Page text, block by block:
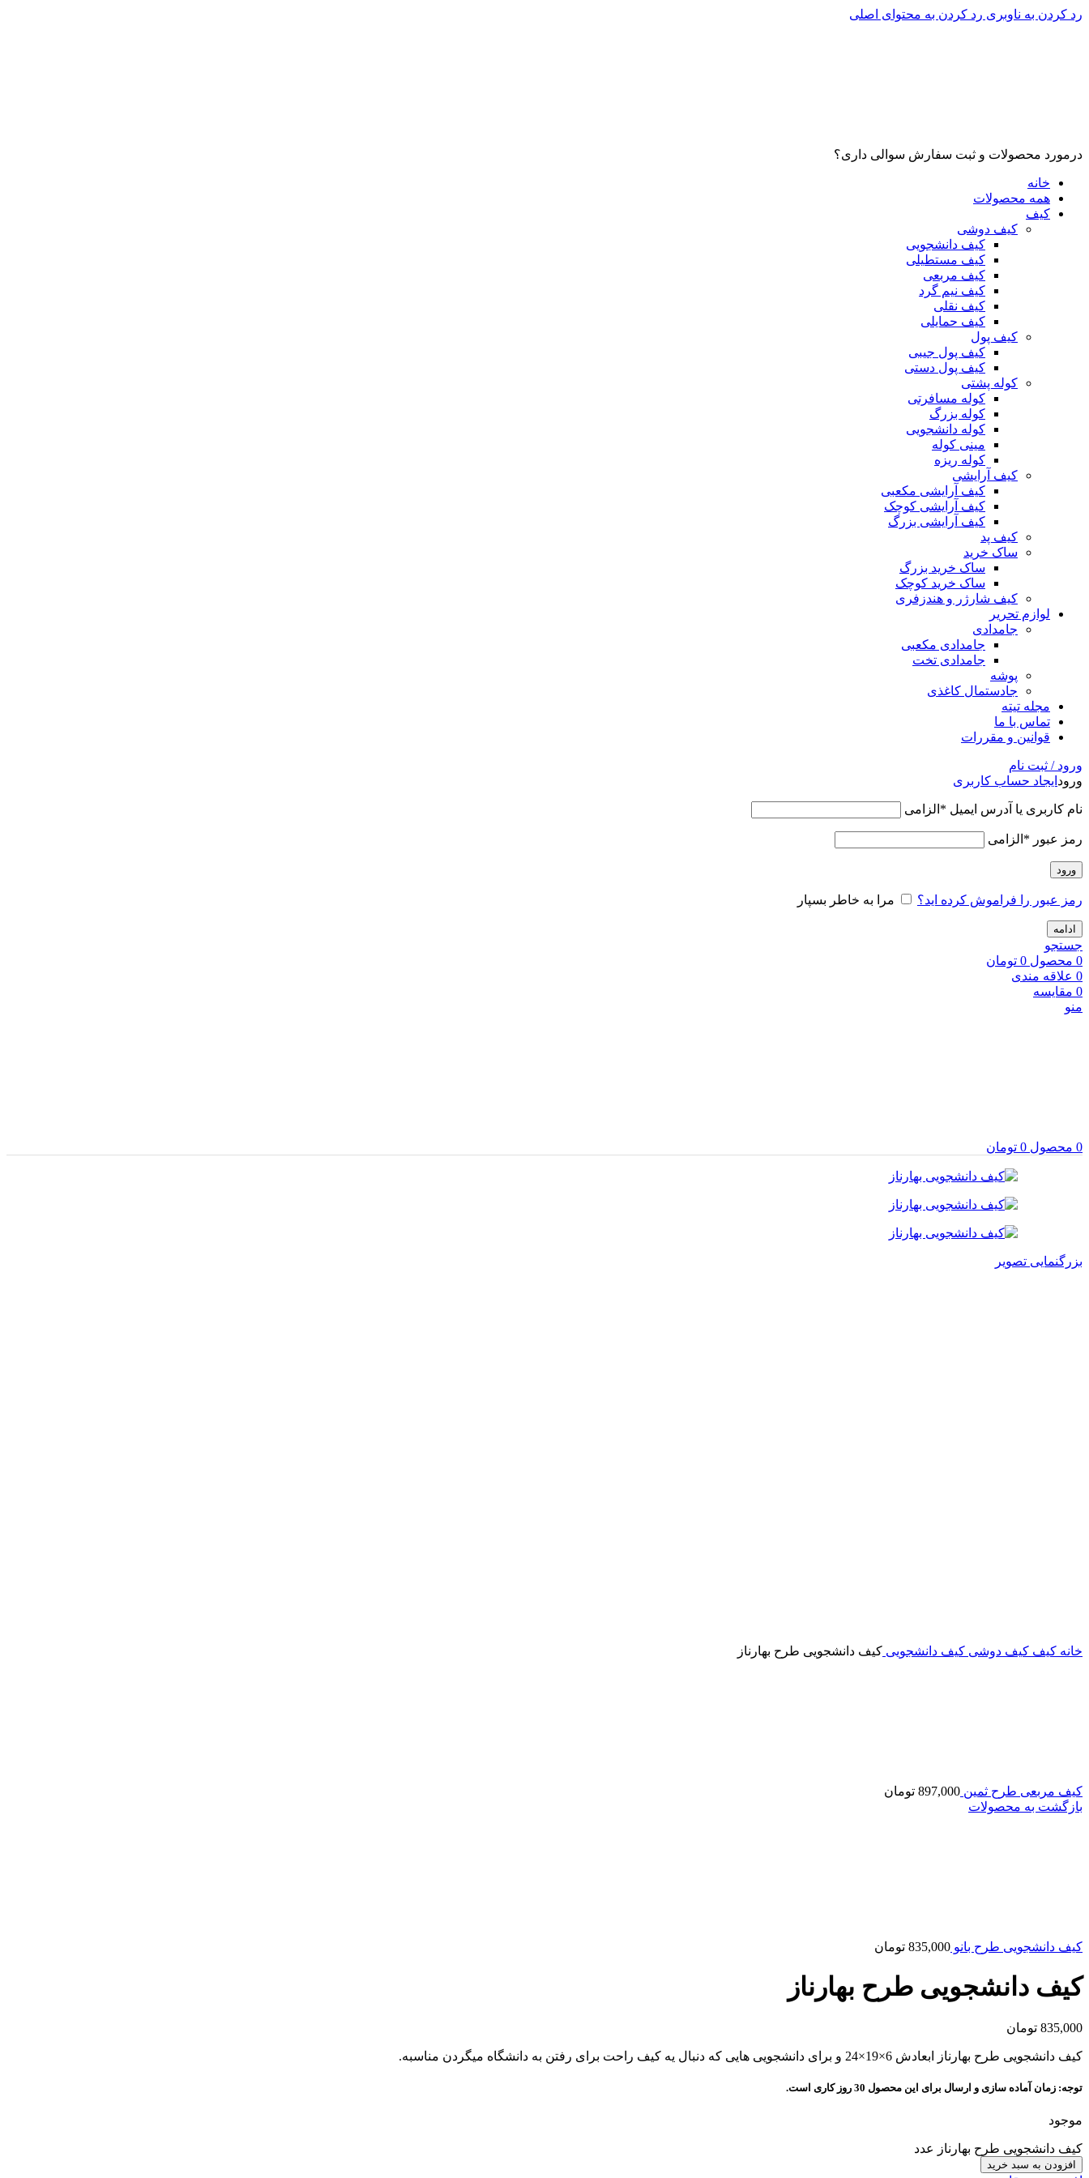
رد کردن به ناوبری رد کردن به محتوای اصلی
درمورد محصولات و ثبت سفارش سوالی داری؟
خانه
همه محصولات
کیف
کیف دوشی
کیف دانشجویی
کیف مستطیلی
کیف مربعی
کیف نیم گرد
کیف نقلی
کیف حمایلی
کیف پول
کیف پول جیبی
کیف پول دستی
کوله پشتی
کوله مسافرتی
کوله بزرگ
کوله دانشجویی
مینی کوله
کوله ریزه
کیف آرایشی
کیف آرایشی مکعبی
کیف آرایشی کوچک
کیف آرایشی بزرگ
کیف پد
ساک خرید
ساک خرید بزرگ
ساک خرید کوچک
کیف شارژر و هندزفری
لوازم تحریر
جامدادی
جامدادی مکعبی
جامدادی تخت
پوشه
جادستمال کاغذی
مجله تیته
تماس با ما
قوانین و مقررات
ورود / ثبت نام
ورود ایجاد حساب کاربری
نام کاربری یا آدرس ایمیل * الزامی
رمز عبور * الزامی
ورود
رمز عبور را فراموش کرده اید؟ مرا به خاطر بسپار
ادامه
جستجو
0 محصول 0 تومان
0 علاقه مندی
0 مقایسه
منو
0 محصول 0 تومان
بزرگنمایی تصویر
خانه کیف کیف دوشی کیف دانشجویی کیف دانشجویی طرح بهارناز
کیف مربعی طرح ثمین 897,000 تومان
بازگشت به محصولات
کیف دانشجویی طرح بانو 835,000 تومان
کیف دانشجویی طرح بهارناز
835,000 تومان
کیف دانشجویی طرح بهارناز ابعادش 6×19×24 و برای دانشجویی هایی که دنبال یه کیف راحت برای رفتن به دانشگاه میگردن مناسبه.
توجه: زمان آماده سازی و ارسال برای این محصول 30 روز کاری است.
موجود
کیف دانشجویی طرح بهارناز عدد
افزودن به سبد خرید